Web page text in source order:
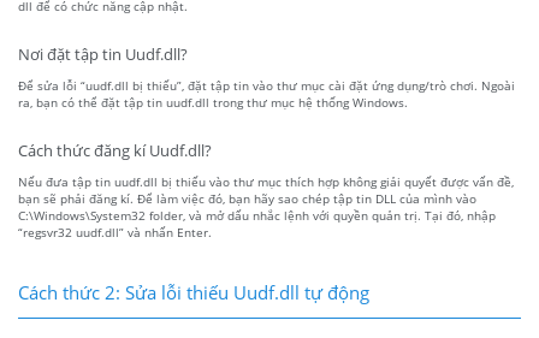
dll để có chức năng cập nhật.
Nơi đặt tập tin Uudf.dll?
Để sửa lỗi “uudf.dll bị thiếu”, đặt tập tin vào thư mục cài đặt ứng dụng/trò chơi. Ngoài
ra, bạn có thể đặt tập tin uudf.dll trong thư mục hệ thống Windows.
Cách thức đăng kí Uudf.dll?
Nếu đưa tập tin uudf.dll bị thiếu vào thư mục thích hợp không giải quyết được vấn đề,
bạn sẽ phải đăng kí. Để làm việc đó, bạn hãy sao chép tập tin DLL của mình vào
C:\Windows\System32 folder, và mở dấu nhắc lệnh với quyền quản trị. Tại đó, nhập
“regsvr32 uudf.dll” và nhấn Enter.
Cách thức 2: Sửa lỗi thiếu Uudf.dll tự động